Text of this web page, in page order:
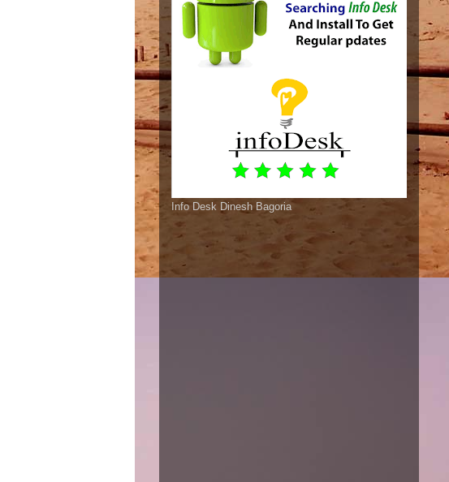
Info Desk Dinesh Bagoria